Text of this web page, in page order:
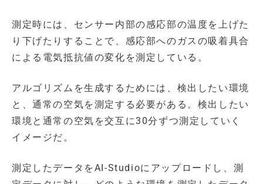
測定時には、センサー内部の感応部の温度を上げた
り下げたりすることで、感応部へのガスの吸着具合
による電気抵抗値の変化を測定している。
アルゴリズムを生成するためには、検出したい環境
と、通常の空気を測定する必要がある。検出したい
環境と通常の空気を交互に30分ずつ測定していく
イメージだ。
測定したデータをAI-Studioにアップロードし、測